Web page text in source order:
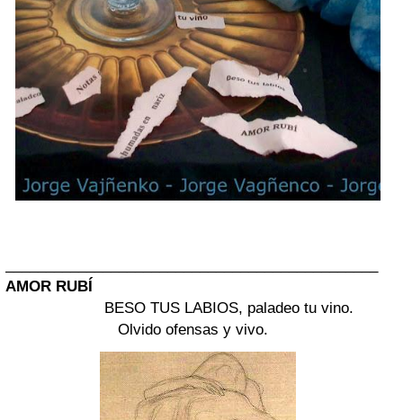
AMOR RUBÍ
BESO TUS LABIOS, paladeo tu vino.
Olvido ofensas y vivo.